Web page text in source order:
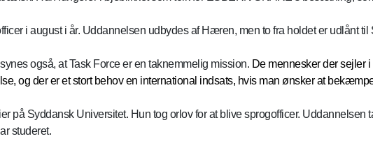
i august i år. Uddannelsen udbydes af Hæren, men to fra holdet er udlånt
også, at Task Force er en taknemmelig mission. De mennesker der sejler
og der er et stort behov en international indsats, hvis man ønsker at
på Syddansk Universitet. Hun tog orlov for at blive sprogofficer. Uddannelsen
studeret.